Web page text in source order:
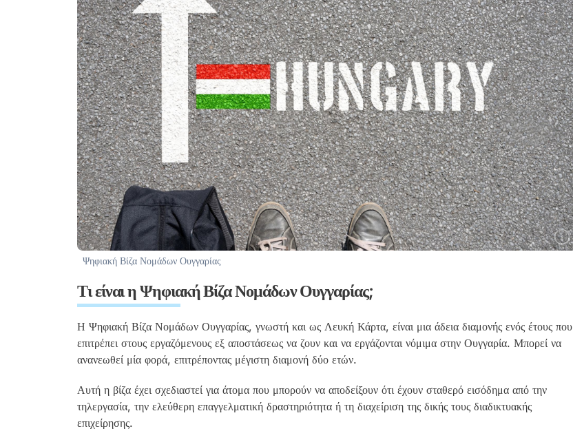
Ψηφιακή Βίζα Νομάδων Ουγγαρίας
Τι είναι η Ψηφιακή Βίζα Νομάδων Ουγγαρίας;
Η Ψηφιακή Βίζα Νομάδων Ουγγαρίας, γνωστή και ως Λευκή Κάρτα, είναι μια άδεια διαμονής ενός έτους που
επιτρέπει στους εργαζόμενους εξ αποστάσεως να ζουν και να εργάζονται νόμιμα στην Ουγγαρία. Μπορεί να
ανανεωθεί μία φορά, επιτρέποντας μέγιστη διαμονή δύο ετών.
Αυτή η βίζα έχει σχεδιαστεί για άτομα που μπορούν να αποδείξουν ότι έχουν σταθερό εισόδημα από την
τηλεργασία, την ελεύθερη επαγγελματική δραστηριότητα ή τη διαχείριση της δικής τους διαδικτυακής
επιχείρησης.